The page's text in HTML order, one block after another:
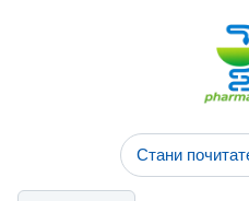
Стани